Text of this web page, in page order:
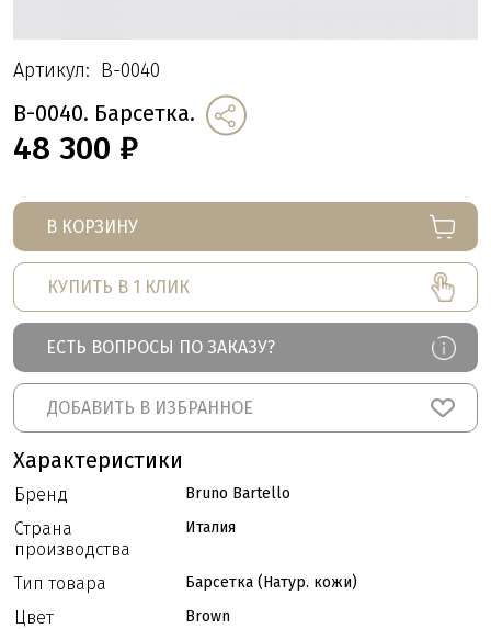
Артикул: B-0040
B-0040. Барсетка.
48 300 ₽
В КОРЗИНУ
КУПИТЬ В 1 КЛИК
ЕСТЬ ВОПРОСЫ ПО ЗАКАЗУ?
ДОБАВИТЬ В ИЗБРАННОЕ
Характеристики
Бренд Bruno Bartello
Страна
производства
Италия
Тип товара Барсетка (Натур. кожи)
Цвет Brown